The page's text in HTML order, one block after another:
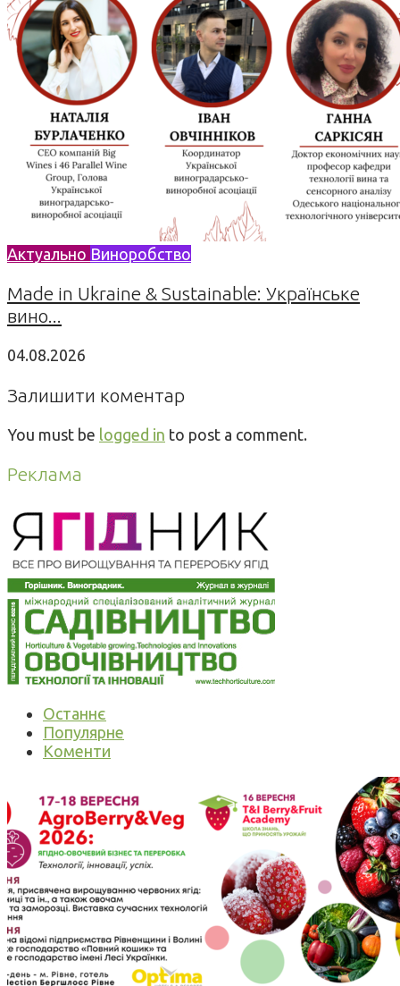
Актуально Виноробство
Made in Ukraine & Sustainable: Українське
вино...
04.08.2026
Залишити коментар
You must be logged in to post a comment.
Реклама
Останнє
Популярне
Коменти